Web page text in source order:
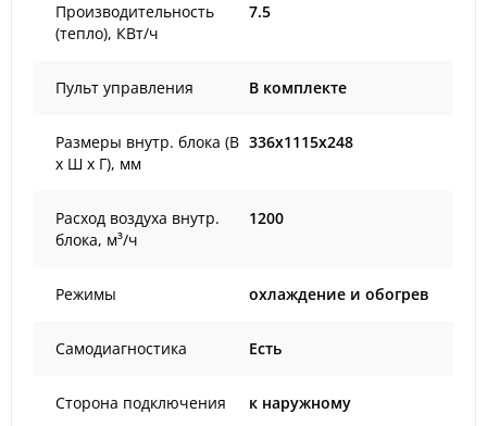
Производительность
(тепло), КВт/ч
7.5
Пульт управления В комплекте
Размеры внутр. блока (В
х Ш х Г), мм
336x1115x248
Расход воздуха внутр.
блока, м³/ч
1200
Режимы охлаждение и обогрев
Самодиагностика Есть
Сторона подключения к наружному